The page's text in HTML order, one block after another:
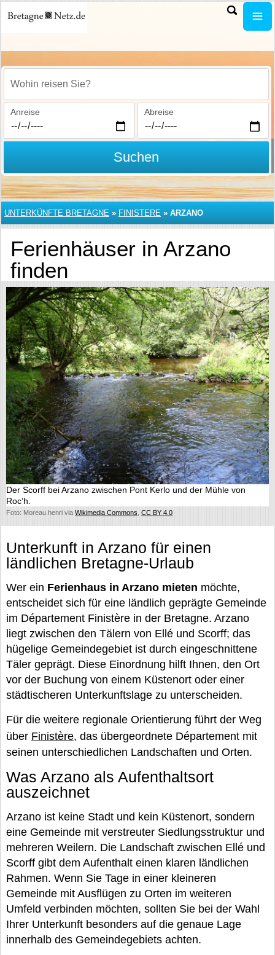
Wohin reisen Sie?
Anreise Abreise
Suchen
UNTERKÜNFTE BRETAGNE » FINISTERE » ARZANO
Ferienhäuser in Arzano
finden
Der Scorff bei Arzano zwischen Pont Kerlo und der Mühle von
Roc’h.
Foto: Moreau.henri via Wikimedia Commons CC BY 4.0
Unterkunft in Arzano für einen
ländlichen Bretagne-Urlaub
Wer ein Ferienhaus in Arzano mieten möchte,
entscheidet sich für eine ländlich geprägte Gemeinde
im Département Finistère in der Bretagne. Arzano
liegt zwischen den Tälern von Ellé und Scorff; das
hügelige Gemeindegebiet ist durch eingeschnittene
Täler geprägt. Diese Einordnung hilft Ihnen, den Ort
vor der Buchung von einem Küstenort oder einer
städtischeren Unterkunftslage zu unterscheiden.
Für die weitere regionale Orientierung führt der Weg
über Finistère, das übergeordnete Département mit
seinen unterschiedlichen Landschaften und Orten.
Was Arzano als Aufenthaltsort
auszeichnet
Arzano ist keine Stadt und kein Küstenort, sondern
eine Gemeinde mit verstreuter Siedlungsstruktur und
mehreren Weilern. Die Landschaft zwischen Ellé und
Scorff gibt dem Aufenthalt einen klaren ländlichen
Rahmen. Wenn Sie Tage in einer kleineren
Gemeinde mit Ausflügen zu Orten im weiteren
Umfeld verbinden möchten, sollten Sie bei der Wahl
Ihrer Unterkunft besonders auf die genaue Lage
innerhalb des Gemeindegebiets achten.